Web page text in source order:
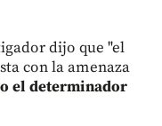
dijo que "el
con la amenaza
el determinador